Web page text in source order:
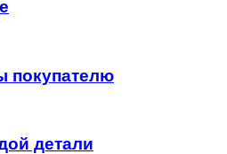
покупателю
детали